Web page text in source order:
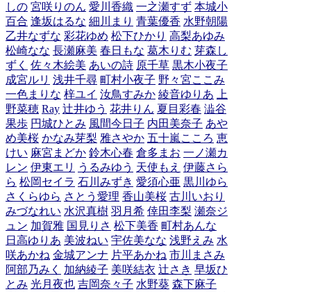
しの 宮咲りのん 愛川香織 一之瀬すず 本城小
百合 逢坂はるな 細川まり 青葉優香 水野朝陽
乙井なずな 彩花ゆめ 松下ひかり 高梨あゆみ
松崎なな 長瀬麻美 春日もな 葛木りむ 芽森し
ずく 佐々木絵美 あいの詩 原千草 黒木小夜子
成宮ルリ 浅井千尋 町村小夜子 野々宮ここみ
一色まりな 梓ユイ 汝鳥すみか 綾音ゆりあ
上
野菜穂 Ray 辻井ゆう 花井りん 夏目彩春 澁谷
果歩 円城ひとみ 風間今日子 内田美奈子 あや
め美桜 かなみ芽梨 雅さやか 五十嵐こころ 恵
けい 麻宮まどか 鈴木心春 倉多まお 一ノ瀬カ
レン 伊東エリ うるみゆう 天使もえ 伊藤さら
ら 松岡セイラ 石川みずき 愛須心亜 黒川ゆら
さくらゆら さとう愛理 香山美桜 古川いおり
みづなれい 水沢真樹 羽月希 倖田李梨 瀬奈ジ
ュン 加賀雅 国見りさ 松下美香 町村あんな
日高ゆりあ 美波ねい 宇佐美なな 浅野えみ 水
咲あかね 金城アンナ 片平あかね 市川まさみ
阿部乃みく
加納綾子 美咲結衣 辻さき 早坂ひ
とみ 光月夜也 吉岡奈々子 水野葵 森下麻子